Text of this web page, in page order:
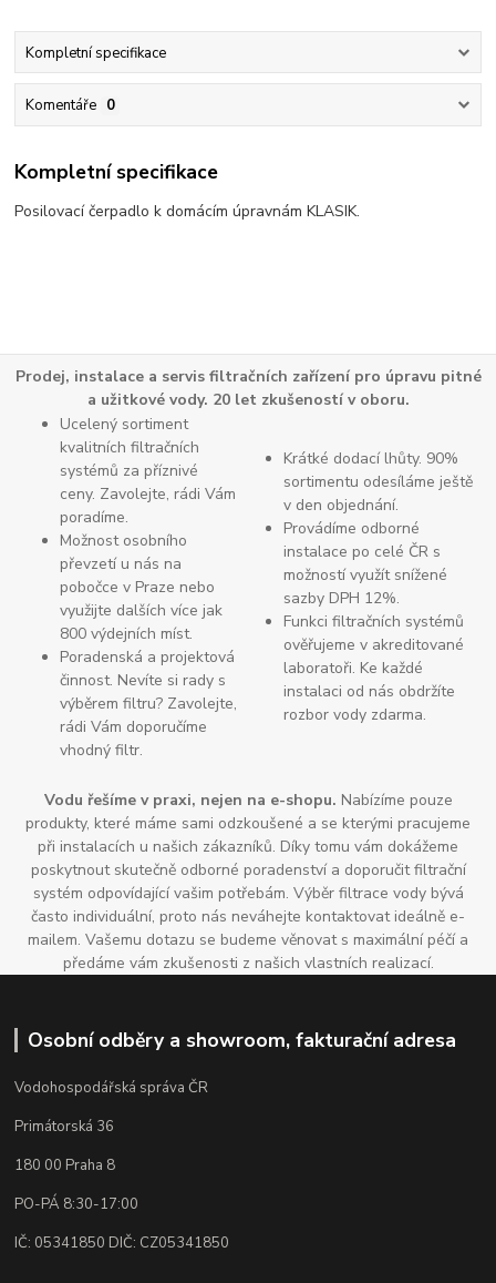
Kompletní specifikace
Komentáře 0
Kompletní specifikace
Posilovací čerpadlo k domácím úpravnám KLASIK.
Prodej, instalace a servis filtračních zařízení pro úpravu pitné
a užitkové vody. 20 let zkušeností v oboru.
Ucelený sortiment
kvalitních filtračních
systémů za příznivé
ceny. Zavolejte, rádi Vám
poradíme.
Možnost osobního
převzetí u nás na
pobočce v Praze nebo
využijte dalších více jak
800 výdejních míst.
Poradenská a projektová
činnost. Nevíte si rady s
výběrem filtru? Zavolejte,
rádi Vám doporučíme
vhodný filtr.
Krátké dodací lhůty. 90%
sortimentu odesíláme ještě
v den objednání.
Provádíme odborné
instalace po celé ČR s
možností využít snížené
sazby DPH 12%.
Funkci filtračních systémů
ověřujeme v akreditované
laboratoři. Ke každé
instalaci od nás obdržíte
rozbor vody zdarma.
Vodu řešíme v praxi, nejen na e-shopu. Nabízíme pouze
produkty, které máme sami odzkoušené a se kterými pracujeme
při instalacích u našich zákazníků. Díky tomu vám dokážeme
poskytnout skutečně odborné poradenství a doporučit filtrační
systém odpovídající vašim potřebám. Výběr filtrace vody bývá
často individuální, proto nás neváhejte kontaktovat ideálně e-
mailem. Vašemu dotazu se budeme věnovat s maximální péčí a
předáme vám zkušenosti z našich vlastních realizací.
Osobní odběry a showroom, fakturační adresa
Vodohospodářská správa ČR
Primátorská 36
180 00 Praha 8
PO-PÁ 8:30-17:00
IČ: 05341850 DIČ: CZ05341850